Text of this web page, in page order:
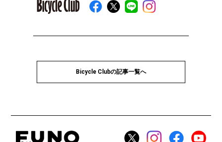
Bicycle Clubの記事一覧へ